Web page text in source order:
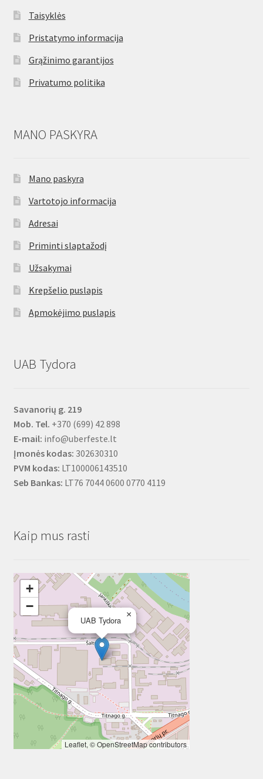
Taisyklės
Pristatymo informacija
Grąžinimo garantijos
Privatumo politika
MANO PASKYRA
Mano paskyra
Vartotojo informacija
Adresai
Priminti slaptažodį
Užsakymai
Krepšelio puslapis
Apmokėjimo puslapis
UAB Tydora
Savanorių g. 219
Mob. Tel. +370 (699) 42 898
E-mail: info@uberfeste.lt
Įmonės kodas: 302630310
PVM kodas: LT100006143510
Seb Bankas: LT76 7044 0600 0770 4119
Kaip mus rasti
UAB Tydora
×
+
−
Leaflet, ©OpenStreetMapcontributors